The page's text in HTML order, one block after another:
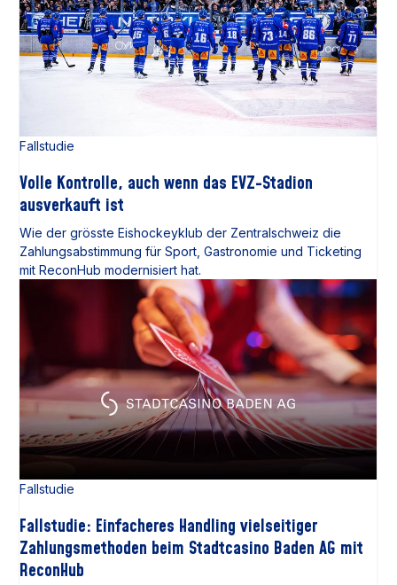
Fallstudie
Volle Kontrolle, auch wenn das EVZ-Stadion
ausverkauft ist
Wie der grösste Eishockeyklub der Zentralschweiz die
Zahlungsabstimmung für Sport, Gastronomie und Ticketing
mit ReconHub modernisiert hat.
Fallstudie
Fallstudie: Einfacheres Handling vielseitiger
Zahlungsmethoden beim Stadtcasino Baden AG mit
ReconHub